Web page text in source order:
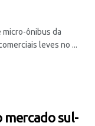
micro-ônibus da
leves no ...
mercado sul-